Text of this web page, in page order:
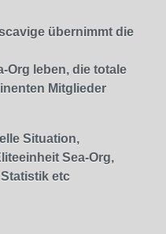
übernimmt die
Org leben, die totale
Mitglieder
Situation,
Sea-Org,
etc